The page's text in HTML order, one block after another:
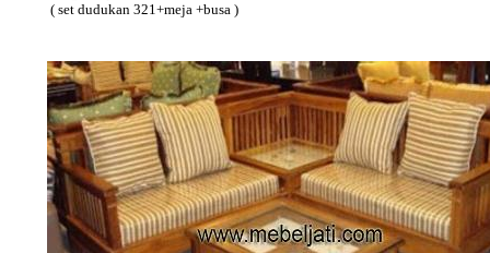
( set dudukan 321+meja +busa )